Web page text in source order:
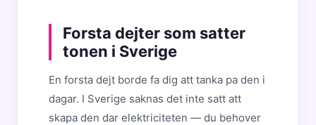
Forsta dejter som satter
tonen i Sverige
En forsta dejt borde fa dig att tanka pa den i
dagar. I Sverige saknas det inte satt att
skapa den dar elektriciteten — du behover